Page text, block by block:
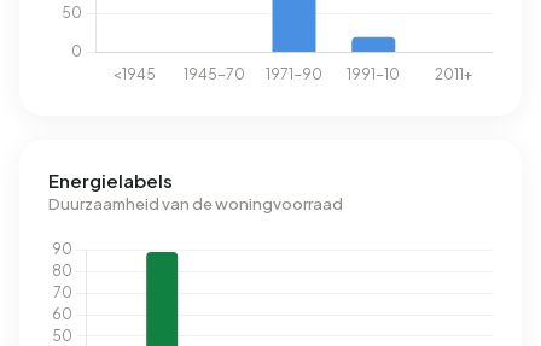
Energielabels
Duurzaamheid van de woningvoorraad